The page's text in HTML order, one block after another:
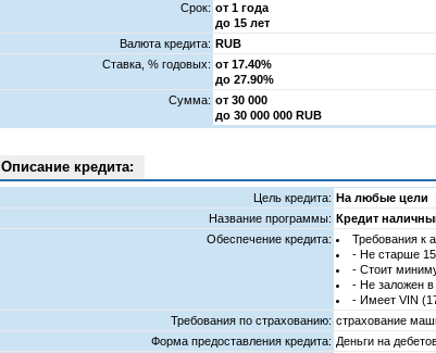
Срок: от 1 года
до 15 лет
Валюта кредита: RUB
Cтавка, % годовых: от 17.40%
до 27.90%
Сумма: от 30 000
до 30 000 000 RUB
Описание кредита:
Цель кредита: На любые цели
Название программы: Кредит
Обеспечение кредита:
Требования к
- Не старше
- Стоит
- Не заложен в
- Имеет VIN
Требования по страхованию: страхование
Форма предоставления кредита: Деньги на